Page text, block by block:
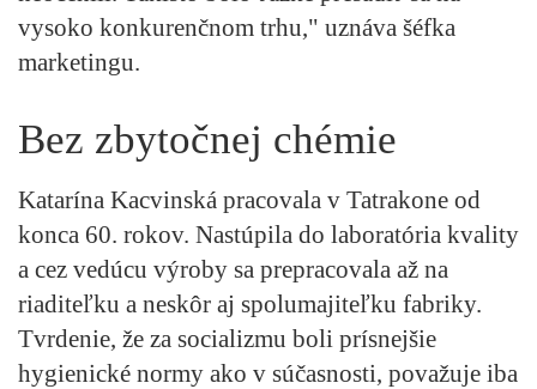
vysoko konkurenčnom trhu," uznáva šéfka
marketingu.
Bez zbytočnej chémie
Katarína Kacvinská pracovala v Tatrakone od
konca 60. rokov. Nastúpila do laboratória kvality
a cez vedúcu výroby sa prepracovala až na
riaditeľku a neskôr aj spolumajiteľku fabriky.
Tvrdenie, že za socializmu boli prísnejšie
hygienické normy ako v súčasnosti, považuje iba